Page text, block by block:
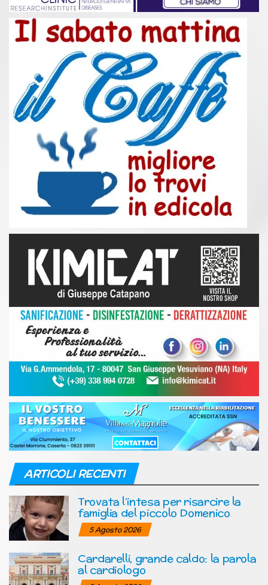
ARTICOLI RECENTI
Trovata l’intesa per risarcire la
famiglia del piccolo Domenico
5 Agosto 2026
Cardarelli, grande caldo: la parola
al cardiologo